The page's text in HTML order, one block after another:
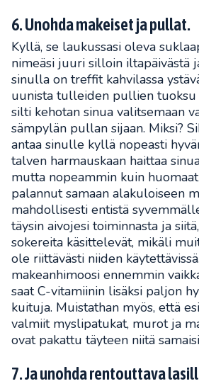
6. Unohda makeiset ja pullat.
Kyllä, se laukussasi oleva
nimeäsi juuri silloin iltapäivästä
sinulla on treffit kahvilassa
uunista tulleiden pullien tuoksu
silti kehotan sinua valitsemaan
sämpylän pullan sijaan. Miksi?
antaa sinulle kyllä nopeasti
talven harmauskaan haittaa
mutta nopeammin kuin
palannut samaan alakuloiseen
mahdollisesti entistä
täysin aivojesi toiminnasta ja
sokereita käsittelevät, mikäli
ole riittävästi niiden
makeanhimoosi ennemmin
saat C-vitamiinin lisäksi paljon
kuituja. Muistathan myös, että
valmiit myslipatukat, murot ja
ovat pakattu täyteen niitä
7. Ja unohda rentouttava